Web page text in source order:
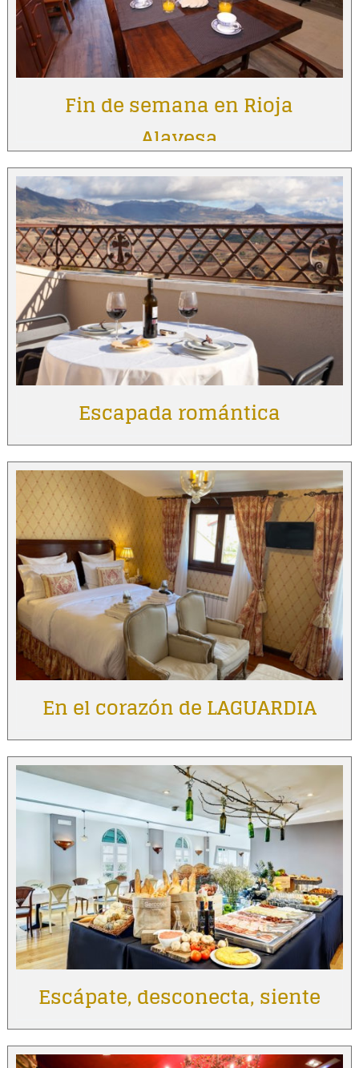
Fin de semana en Rioja
Alavesa
Escapada romántica
En el corazón de LAGUARDIA
Escápate, desconecta, siente